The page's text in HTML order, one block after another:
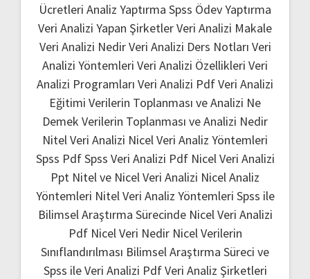
Ücretleri Analiz Yaptırma Spss Ödev Yaptırma
Veri Analizi Yapan ŞirketlerVeri Analizi Makale
Veri Analizi NedirVeri Analizi Ders Notları Veri
Analizi Yöntemleri Veri Analizi Özellikleri Veri
Analizi Programları Veri Analizi PdfVeri Analizi
Eğitimi Verilerin Toplanması ve Analizi Ne
Demek Verilerin Toplanması ve Analizi Nedir
Nitel Veri Analizi Nicel Veri Analiz Yöntemleri
Spss PdfSpss Veri Analizi Pdf Nicel Veri Analizi
Ppt Nitel ve Nicel Veri Analizi Nicel Analiz
Yöntemleri Nitel Veri Analiz Yöntemleri Spss ile
Bilimsel Araştırma Sürecinde Nicel Veri Analizi
Pdf Nicel Veri Nedir Nicel Verilerin
Sınıflandırılması Bilimsel Araştırma Süreci ve
Spss ile Veri Analizi PdfVeri Analiz Şirketleri